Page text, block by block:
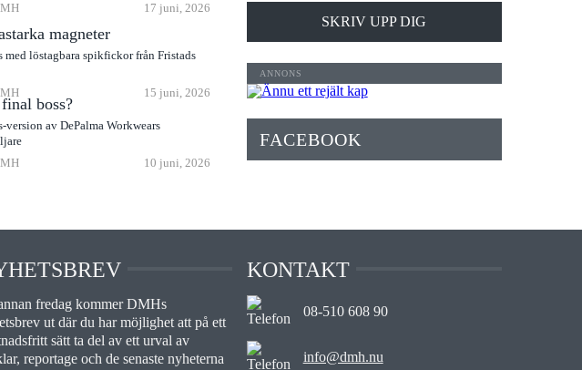
17 juni, 2026
magneter
med löstagbara spikfickor från Fristads
15 juni, 2026
boss?
version av DePalma Workwears
10 juni, 2026
SKRIV UPP DIG
FACEBOOK
fredag kommer DMHs
ut där du har möjlighet att på ett
sätt ta del av ett urval av
reportage och de senaste nyheterna
KONTAKT
08-510 608 90
info@dmh.nu